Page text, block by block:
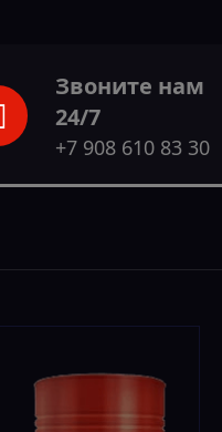
Звоните нам
24/7
+7 908 610 83 30